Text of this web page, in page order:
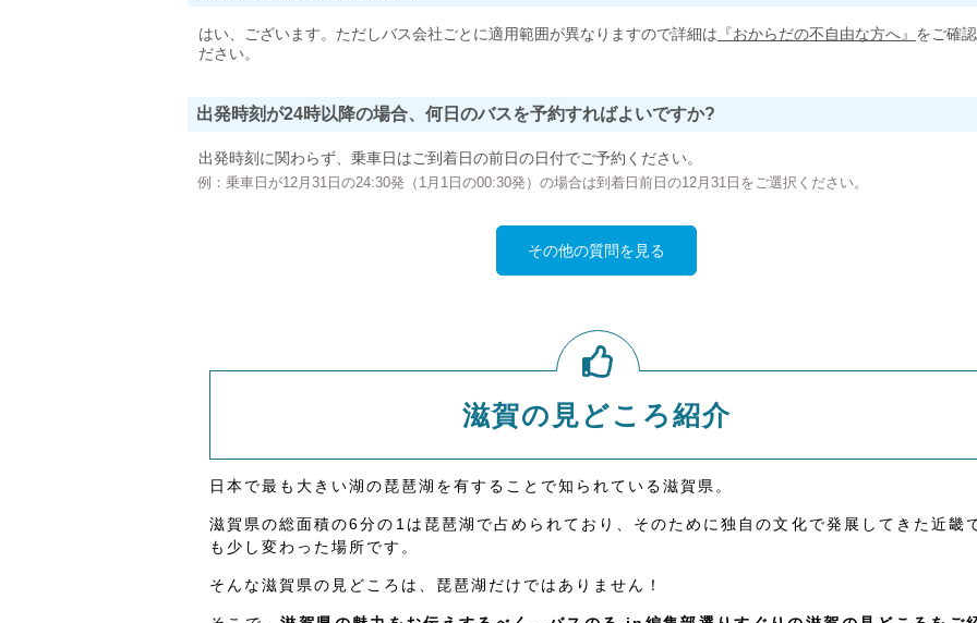
はい、ございます。ただしバス会社ごとに適用範囲が異なりますので詳細は 『おからだの不自由な方へ』 をご確
ださい。
出発時刻が24時以降の場合、何日のバスを予約すればよいですか?
出発時刻に関わらず、乗車日はご到着日の前日の日付でご予約ください。
例：乗車日が12月31日の24:30発（1月1日の00:30発）の場合は到着日前日の12月31日をご選択ください。
その他の質問を見る
滋賀の見どころ紹介
日本で最も大きい湖の琵琶湖を有することで知られている滋賀県。
滋賀県の総面積の6分の1は琵琶湖で占められており、そのために独自の文化で発展してきた近畿
も少し変わった場所です。
そんな滋賀県の見どころは、琵琶湖だけではありません！